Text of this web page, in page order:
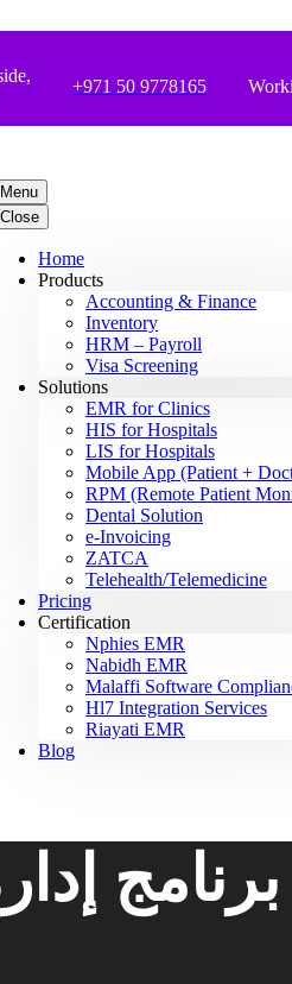
+971 50 9778165
Menu
Close
Home
Products
Accounting & Finance
Inventory
HRM – Payroll
Visa Screening
Solutions
EMR for Clinics
HIS for Hospitals
LIS for Hospitals
Mobile App (Patient +
RPM (Remote Patient
Dental Solution
e-Invoicing
ZATCA
Telehealth/Telemedicine
Pricing
Certification
Nphies EMR
Nabidh EMR
Malaffi Software
Hl7 Integration Services
Riayati EMR
Blog